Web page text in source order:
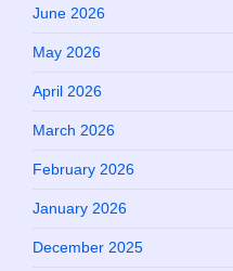
June 2026
May 2026
April 2026
March 2026
February 2026
January 2026
December 2025